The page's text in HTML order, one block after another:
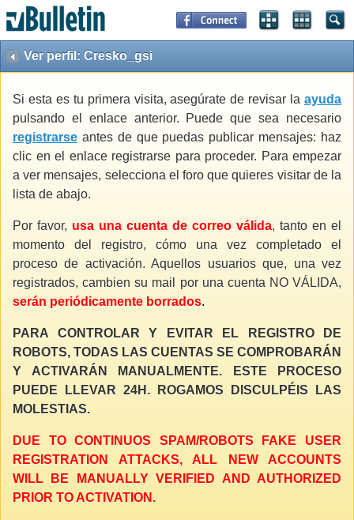
Ver perfil: Cresko_gsi
Si esta es tu primera visita, asegúrate de revisar la ayuda
pulsando el enlace anterior. Puede que sea necesario
registrarse antes de que puedas publicar mensajes: haz
clic en el enlace registrarse para proceder. Para empezar
a ver mensajes, selecciona el foro que quieres visitar de la
lista de abajo.
Por favor, usa una cuenta de correo válida, tanto en el
momento del registro, cómo una vez completado el
proceso de activación. Aquellos usuarios que, una vez
registrados, cambien su mail por una cuenta NO VÁLIDA,
serán periódicamente borrados.
PARA CONTROLAR Y EVITAR EL REGISTRO DE
ROBOTS, TODAS LAS CUENTAS SE COMPROBARÁN
Y ACTIVARÁN MANUALMENTE. ESTE PROCESO
PUEDE LLEVAR 24H. ROGAMOS DISCULPÉIS LAS
MOLESTIAS.
DUE TO CONTINUOS SPAM/ROBOTS FAKE USER
REGISTRATION ATTACKS, ALL NEW ACCOUNTS
WILL BE MANUALLY VERIFIED AND AUTHORIZED
PRIOR TO ACTIVATION.